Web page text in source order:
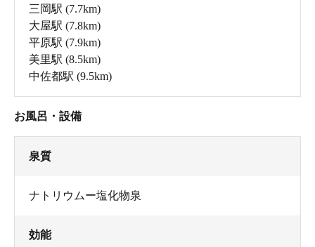
三岡駅 (7.7km)
大屋駅 (7.8km)
平原駅 (7.9km)
美里駅 (8.5km)
中佐都駅 (9.5km)
お風呂・設備
泉質
ナトリウムー塩化物泉
効能